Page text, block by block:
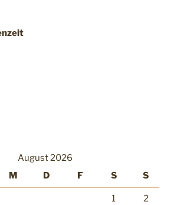
August 2026
M D F S S
1 2